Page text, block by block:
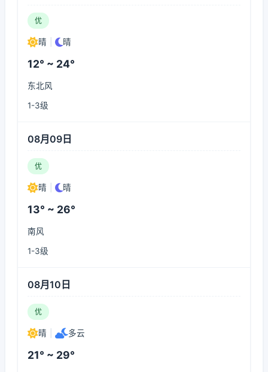
优
晴 晴
12° ~ 24°
东北风
1-3级
08月09日
优
晴 晴
13° ~ 26°
南风
1-3级
08月10日
优
晴 多云
21° ~ 29°